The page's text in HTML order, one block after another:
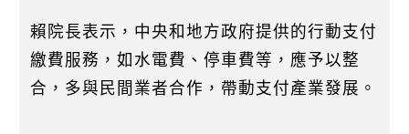
賴院長表示，中央和地方政府提供的行動支付
繳費服務，如水電費、停車費等，應予以整
合，多與民間業者合作，帶動支付產業發展。